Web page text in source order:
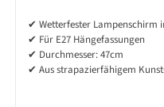
✔ Wetterfester Lampenschirm
✔ Für E27 Hängefassungen
✔ Durchmesser: 47cm
✔ Aus strapazierfähigem